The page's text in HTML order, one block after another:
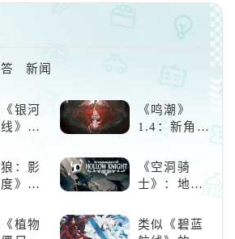
次参展ACGHK的机会，亲自与玩
家见面交流，感谢大家一路以来
举办的大型线下活动。官方表
示，希望借由本次参展机会，与
以来支持《棕色尘埃2》的玩家表
达感谢。【以下内容为厂商提供
资料原文】《棕色尘埃2》3周年
纪念于香港ACGHK2026首次启
航！《棕色尘埃2》登陆ACGH
新闻
银河
》的
推
致策
《鸣潮》
1.4：新角
情，全新冒
险体验！
狼：影
》：
者之
《空洞骑
士》：地下
探索与极致
冒险
植物
类似《碧蓝